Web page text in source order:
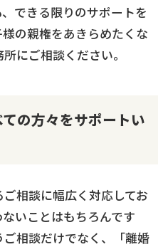
できる限りのサポートを
の親権をあきらめたくな
にご相談ください。
の方々をサポートい
相談に幅広く対応してお
いことはもちろんです
相談だけでなく、「離婚